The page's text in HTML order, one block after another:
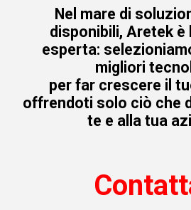
Nel mare di
disponibili, Aretek è
esperta:
migliori
per far crescere il
offrendoti solo ciò che
te e alla tua